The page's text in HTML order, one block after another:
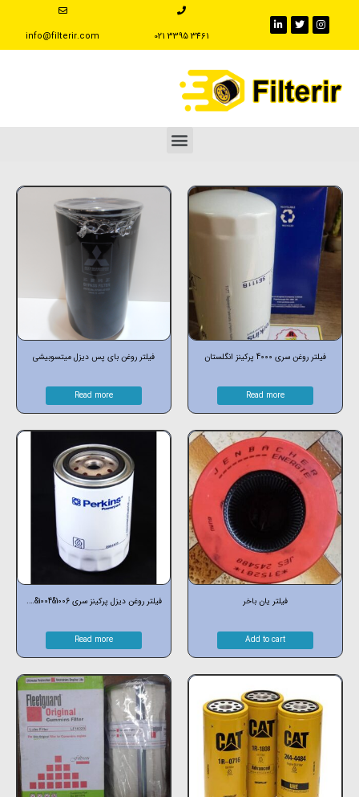
‪021 3395 3461
info@filterir.com
فیلتر روغن سری 4000 پرکینز انگلستان
Read more
فیلتر روغن بای پس دیزل میتسوبیشی
Read more
فیلتر یان باخر
Add to cart
فیلتر روغن دیزل پرکینز سری 1006&1004&….
Read more